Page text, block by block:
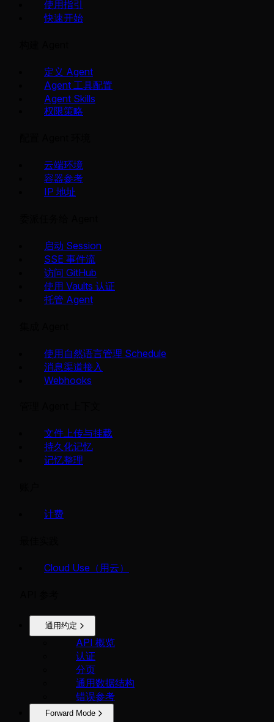
使用指引
快速开始
定义 Agent
Agent 工具配置
Agent Skills
权限策略
云端环境
容器参考
IP 地址
启动 Session
SSE 事件流
访问 GitHub
使用 Vaults 认证
托管 Agent
使用自然语言管理 Schedule
消息渠道接入
Webhooks
文件上传与挂载
持久化记忆
记忆整理
计费
Cloud Use（用云）
通用约定
API 概览
认证
分页
通用数据结构
错误参考
Forward Mode